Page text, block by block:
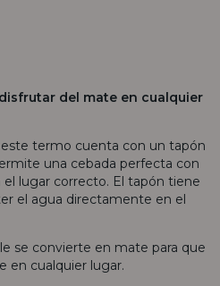
del mate en cualquier
termo cuenta con un tapón
una cebada perfecta con
lugar correcto. El tapón tiene
el agua directamente en el
se convierte en mate para que
en cualquier lugar.